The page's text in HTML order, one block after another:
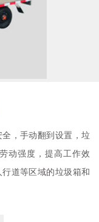
，手动翻到设置，垃
动强度，提高工作效
道等区域的垃圾箱和